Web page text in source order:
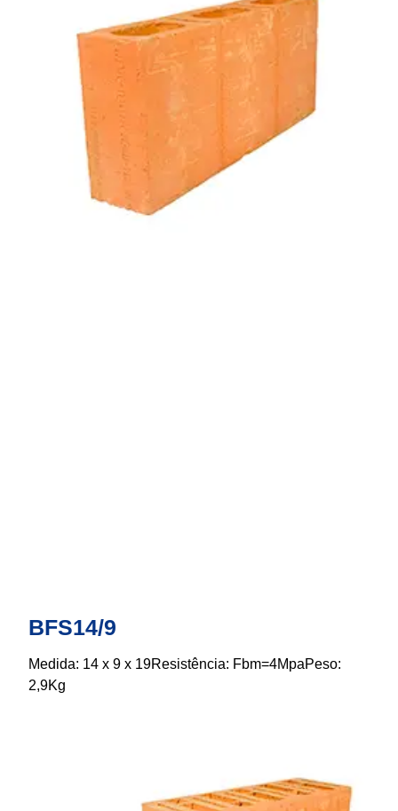
BFS14/9
Medida: 14 x 9 x 19Resistência: Fbm=4MpaPeso:
2,9Kg